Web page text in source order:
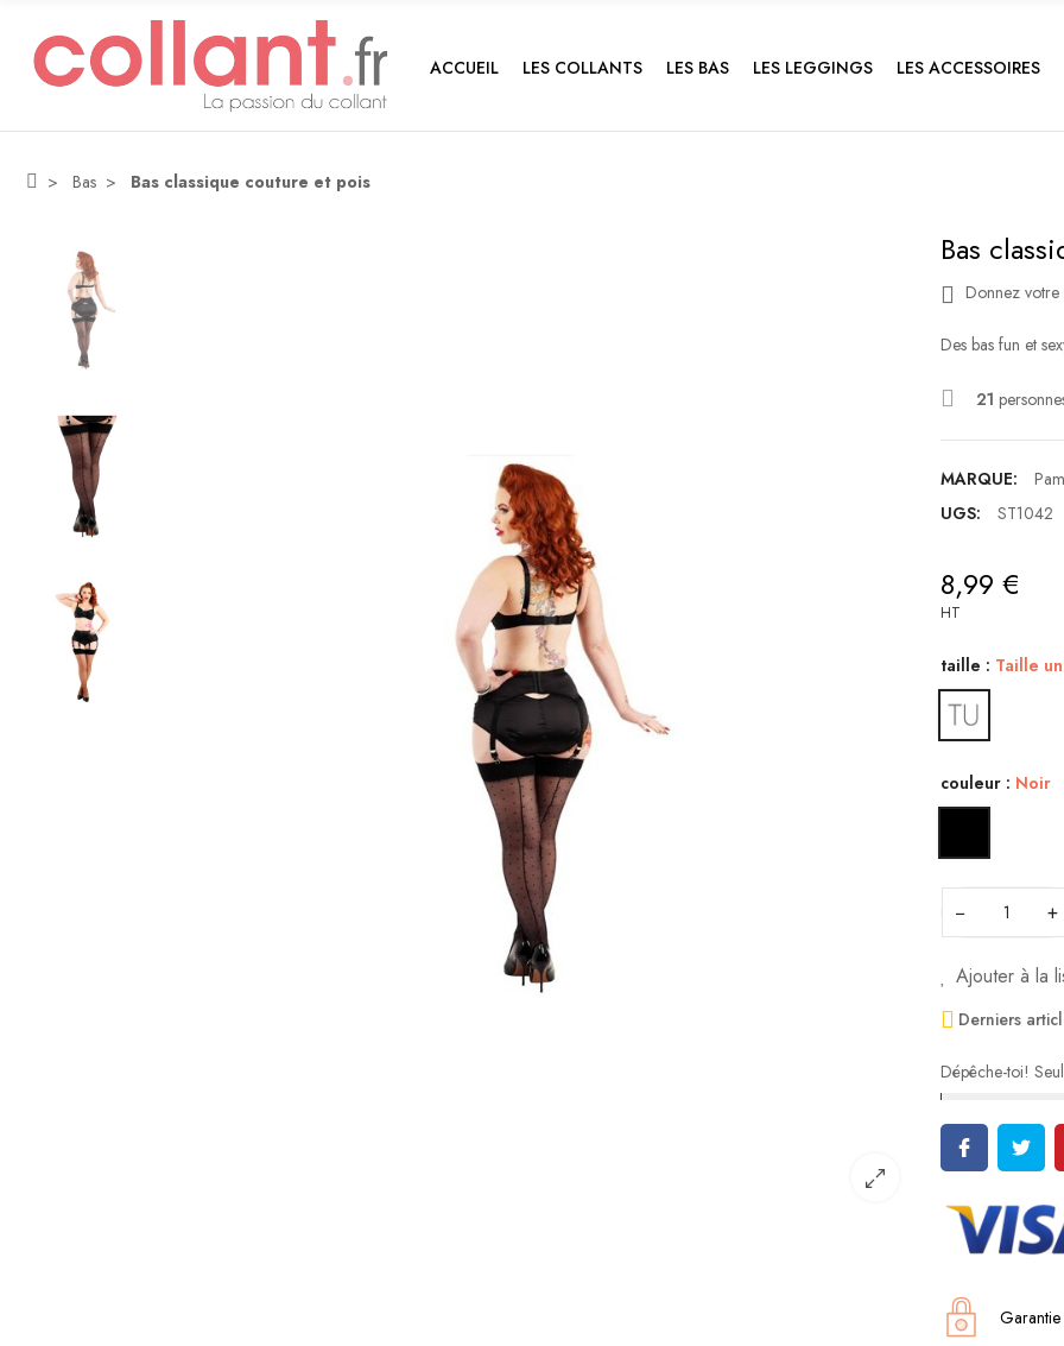
ACCUEIL LES COLLANTS LES BAS LES LEGGINGS LES ACCESSOIRES
Bas Bas classique couture et pois
Bas
Donnez votre
Des bas fun et
21
MARQUE:
UGS:
ST1042
8,99 €
HT
taille : Taille
couleur : Noir
− +
Ajouter à la
Derniers
Dépêche-toi!